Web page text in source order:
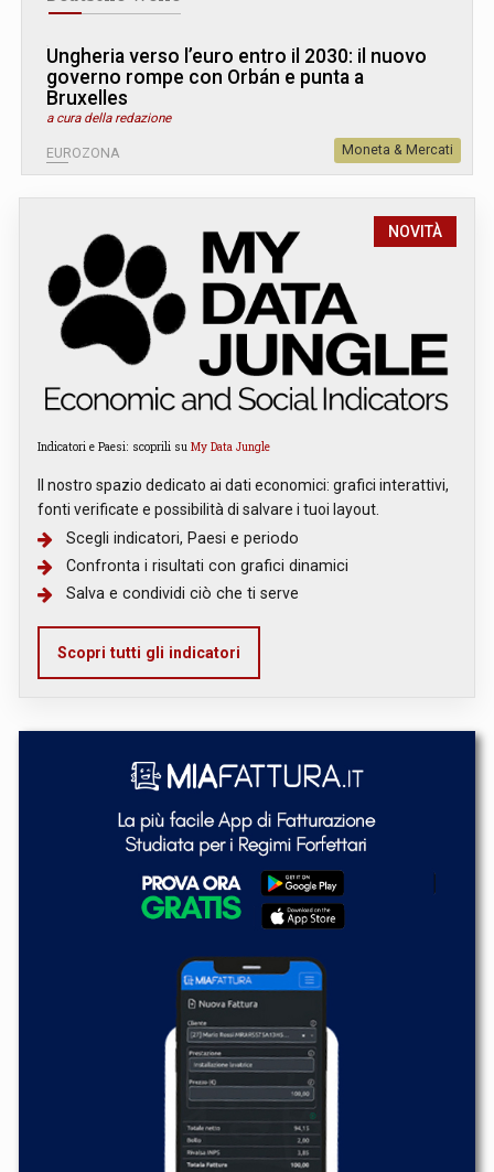
Ungheria verso l’euro entro il 2030: il nuovo
governo rompe con Orbán e punta a
Bruxelles
a cura della redazione
EUROZONA Moneta & Mercati
NOVITÀ
Indicatori e Paesi: scoprili su My Data Jungle
Il nostro spazio dedicato ai dati economici: grafici interattivi,
fonti verificate e possibilità di salvare i tuoi layout.
Scegli indicatori, Paesi e periodo
Confronta i risultati con grafici dinamici
Salva e condividi ciò che ti serve
Scopri tutti gli indicatori